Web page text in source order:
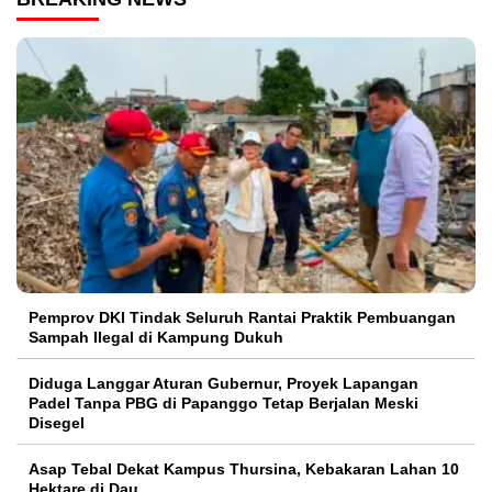
Pemprov DKI Tindak Seluruh Rantai Praktik Pembuangan
Sampah Ilegal di Kampung Dukuh
Diduga Langgar Aturan Gubernur, Proyek Lapangan
Padel Tanpa PBG di Papanggo Tetap Berjalan Meski
Disegel
Asap Tebal Dekat Kampus Thursina, Kebakaran Lahan 10
Hektare di Dau